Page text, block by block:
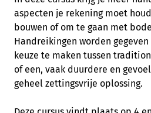
aspecten je rekening moet
bouwen of om te gaan met
Handreikingen worden
keuze te maken tussen
of een, vaak duurdere en
geheel zettingsvrije oplossing.